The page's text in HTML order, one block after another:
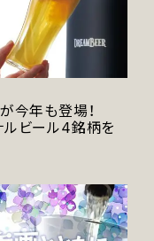
今年も登場！
ルビール4銘柄を